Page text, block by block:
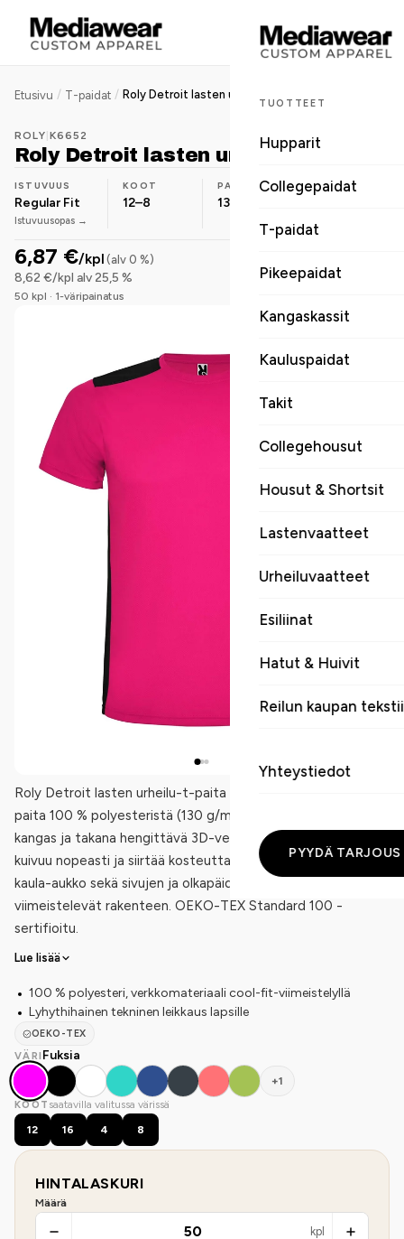
TUOTTEET
Hupparit
Collegepaidat
T-paidat
Pikeepaidat
Kangaskassit
Kauluspaidat
Takit
Collegehousut
Housut & Shortsit
Lastenvaatteet
Urheiluvaatteet
Esiliinat
Hatut & Huivit
Reilun kaupan
Yhteystiedot
PYYDÄ TARJOUS
Etusivu / T-paidat / Roly Detroit lasten urheilu-t-paita
ROLY K6652
Roly Detroit lasten urheilu-t-paita
ISTUVUUS
Regular Fit
Istuvuusopas →
KOOT
12–8
PAINO
130 g/m²
MATERIAALI
6,87 €/kpl (alv 0 %)
8,62 €/kpl alv 25,5 %
50 kpl · 1-väripainatus
Roly Detroit lasten urheilu-t-paita on lyhythihainen tekninen
paita 100 % polyesteristä (130 g/m²). Edessä on bird's eye -
kangas ja takana hengittävä 3D-verkkokangas, joten paita
kuivuu nopeasti ja siirtää kosteutta tehokkaasti. Pyöreä
kaula-aukko sekä sivujen ja olkapäiden siksak-saumat
viimeistelevät rakenteen. OEKO-TEX Standard 100 -
sertifioitu.
Lue lisää
100 % polyesteri, verkkomateriaali cool-fit-viimeistelyllä
Lyhythihainen tekninen leikkaus lapsille
OEKO-TEX
VÄRI Fuksia
+1
KOOT saatavilla valitussa värissä
12
16 4 8
HINTALASKURI
Määrä
kpl